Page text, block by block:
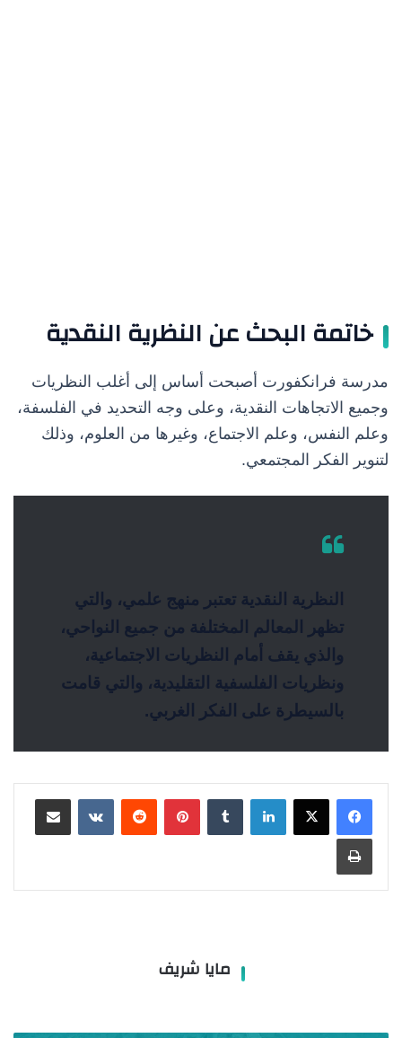
خاتمة البحث عن النظرية النقدية
مدرسة فرانكفورت أصبحت أساس إلى أغلب النظريات
وجميع الاتجاهات النقدية، وعلى وجه التحديد في الفلسفة،
وعلم النفس، وعلم الاجتماع، وغيرها من العلوم، وذلك
لتنوير الفكر المجتمعي.
النظرية النقدية تعتبر منهج علمي، والتي
تظهر المعالم المختلفة من جميع النواحي،
والذي يقف أمام النظريات الاجتماعية،
ونظريات الفلسفية التقليدية، والتي قامت
بالسيطرة على الفكر الغربي.
لينكدإن بينتيريست مشاركة عبر البريد
طباعة
مايا شريف